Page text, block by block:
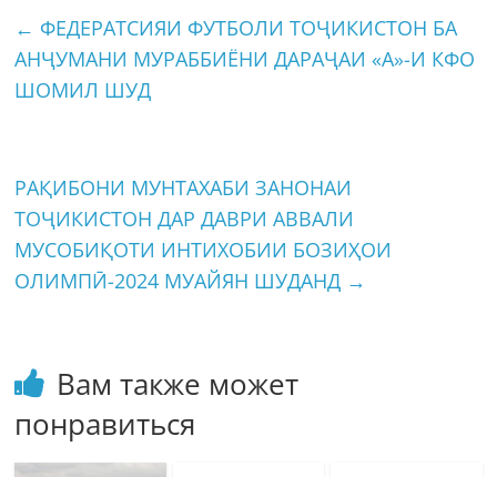
← ФЕДЕРАТСИЯИ ФУТБОЛИ ТОҶИКИСТОН БА
АНҶУМАНИ МУРАББИЁНИ ДАРАҶАИ «А»-И КФО
ШОМИЛ ШУД
РАҚИБОНИ МУНТАХАБИ ЗАНОНАИ
ТОҶИКИСТОН ДАР ДАВРИ АВВАЛИ
МУСОБИҚОТИ ИНТИХОБИИ БОЗИҲОИ
ОЛИМПӢ-2024 МУАЙЯН ШУДАНД →
Вам также может
понравиться